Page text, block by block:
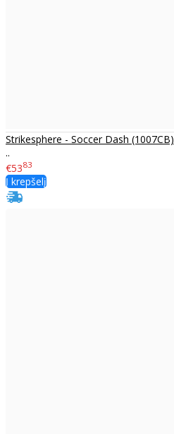
Strikesphere - Soccer Dash (1007CB)
..
€5383
Į krepšelį